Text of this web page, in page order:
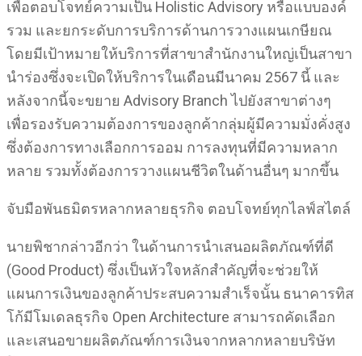
เพื่อตอบโจทย์ความเป็น Holistic Advisory หรือแบบองค์
รวม และยกระดับการบริการด้านการวางแผนเกษียณ
โดยมีเป้าหมายให้บริการที่สาขาสำนักงานใหญ่เป็นสาขา
นำร่องซึ่งจะเปิดให้บริการในเดือนมีนาคม 2567 นี้ และ
หลังจากนี้จะขยาย Advisory Branch ไปยังสาขาต่างๆ
เพื่อรองรับความต้องการของลูกค้ากลุ่มผู้มีความมั่งคั่งสูง
ซึ่งต้องการทางเลือกการออม การลงทุนที่มีความหลาก
หลาย รวมทั้งต้องการวางแผนชีวิตในด้านอื่นๆ มากขึ้น
จับมือพันธมิตรหลากหลายธุรกิจ ตอบโจทย์ทุกไลฟ์สไตล์
นายพิชากล่าวอีกว่า ในด้านการนำเสนอผลิตภัณฑ์ที่ดี
(Good Product) ซึ่งเป็นหัวใจหลักสำคัญที่จะช่วยให้
แผนการเงินของลูกค้าประสบความสำเร็จนั้น ธนาคารทิส
โก้มีโมเดลธุรกิจ Open Architecture สามารถคัดเลือก
และเสนอขายผลิตภัณฑ์การเงินจากหลากหลายบริษัท